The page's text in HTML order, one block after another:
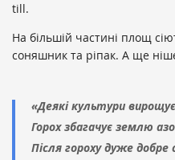
till.
На більшій частині площ
соняшник та ріпак. А ще
«Деякі культури
Горох збагачує землю
Після гороху дуже добре